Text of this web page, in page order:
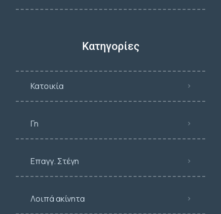
Κατηγορίες
Κατοικία
Γη
Επαγγ. Στέγη
Λοιπά ακίνητα